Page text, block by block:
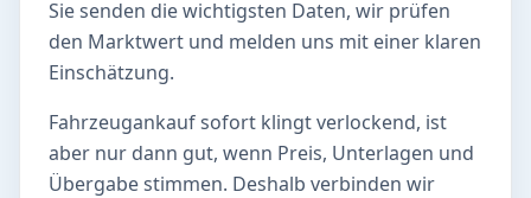
Sie senden die wichtigsten Daten, wir prüfen
den Marktwert und melden uns mit einer klaren
Einschätzung.
Fahrzeugankauf sofort klingt verlockend, ist
aber nur dann gut, wenn Preis, Unterlagen und
Übergabe stimmen. Deshalb verbinden wir